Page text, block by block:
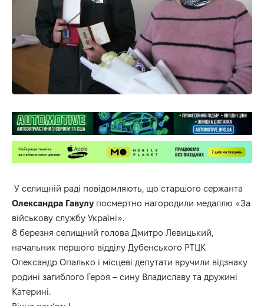
У селищній раді повідомляють, що старшого сержанта
Олександра Гавулу посмертно нагородили медаллю «За
військову службу Україні».
8 березня селищний голова Дмитро Левицький,
начальник першого відділу Дубенського РТЦК
Олександр Опалько і місцеві депутати вручили відзнаку
родині загиблого Героя – сину Владиславу та дружині
Катерині.